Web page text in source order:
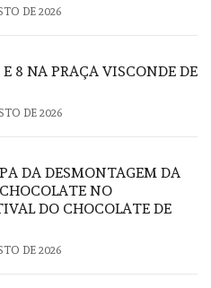
DE 2026
8 NA PRAÇA VISCONDE DE
DE 2026
DA DESMONTAGEM DA
NO
DO CHOCOLATE DE
DE 2026